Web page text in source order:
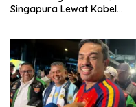
Singapura Lewat Kabel